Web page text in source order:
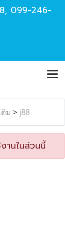
, 099-246-
ม > j88
านในส่วนนี้